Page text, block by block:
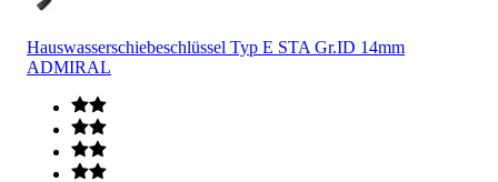
Hauswasserschiebeschlüssel Typ E STA Gr.ID 14mm
ADMIRAL